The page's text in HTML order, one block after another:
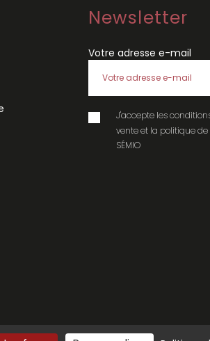
Newsletter
Votre adresse e-mail
J'accepte les
venteet la politique
SÉMIO